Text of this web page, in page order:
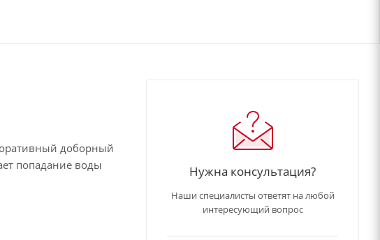
доборный
попадание воды
Нужна консультация?
Наши специалисты ответят на любой
интересующий вопрос